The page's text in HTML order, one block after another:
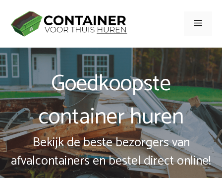
naar
inhoud
Menu
Goedkoopste
container huren
Bekijk de beste bezorgers van
afvalcontainers en bestel direct online!